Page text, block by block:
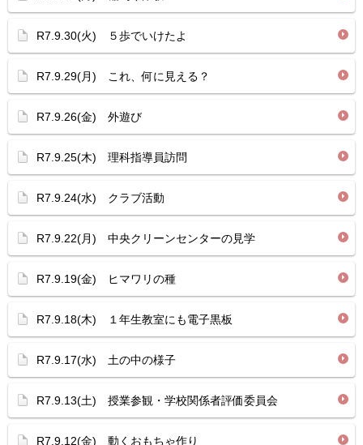
R7.9.30(火) ５歩でいけたよ
R7.9.29(月) これ、何に見える？
R7.9.26(金) 外遊び
R7.9.25(木) 理科指導員訪問
R7.9.24(水) クラブ活動
R7.9.22(月) 中央クリーンセンターの見学
R7.9.19(金) ヒマワリの種
R7.9.18(木) １年生教室にも電子黒板
R7.9.17(水) 土の中の様子
R7.9.13(土) 授業参観・学校関係者評価委員会
R7.9.12(金) 動くおもちゃ作り